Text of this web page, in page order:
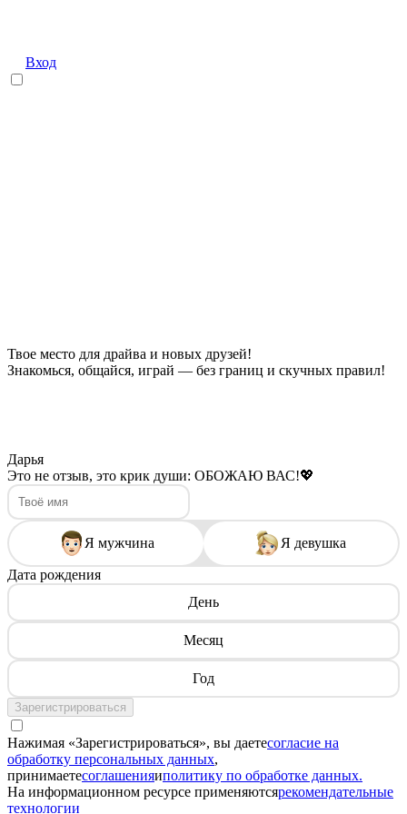
Вход
Твое место для драйва и новых друзей!
Знакомься, общайся, играй — без границ и скучных правил!
Дарья
Это не отзыв, это крик души: ОБОЖАЮ ВАС!💖
Я мужчина Я девушка
Дата рождения
День
Месяц
Год
Зарегистрироваться
Нажимая «Зарегистрироваться», вы даетесогласие на
обработку персональных данных,
принимаетесоглашенияиполитику по обработке данных.
На информационном ресурсе применяютсярекомендательные
технологии